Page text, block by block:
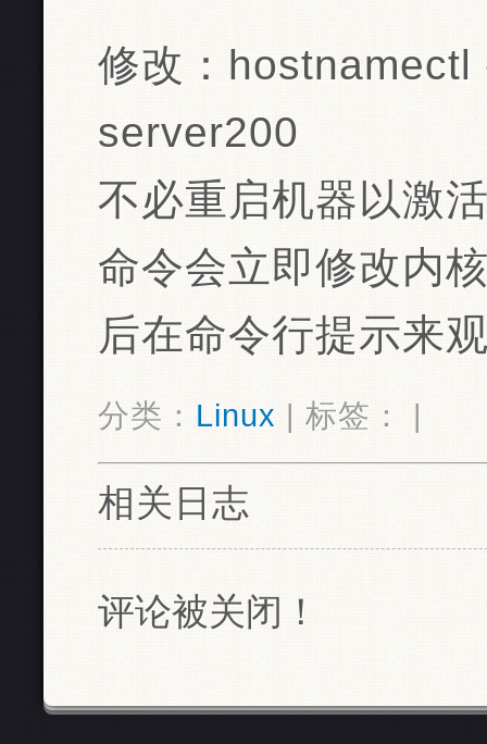
修改：
server200
不必重启机器以激
命令会立即修改内
后在命令行提示来
分类： Linux | 标签： |
相关日志
评论被关闭！